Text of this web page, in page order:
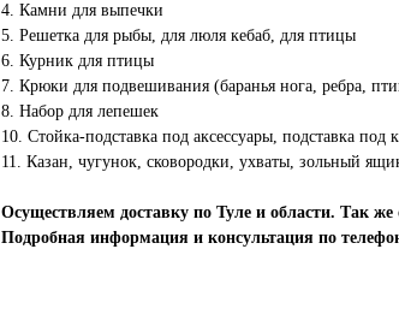
4. Камни для выпечки
5. Решетка для рыбы, для люля кебаб, для птицы
6. Курник для птицы
7. Крюки для подвешивания (баранья нога, ребра,
8. Набор для лепешек
10. Стойка-подставка под аксессуары, подставка под
11. Казан, чугунок, сковородки, ухваты, зольный
Осуществляем доставку по Туле и области. Так
Подробная информация и консультация по